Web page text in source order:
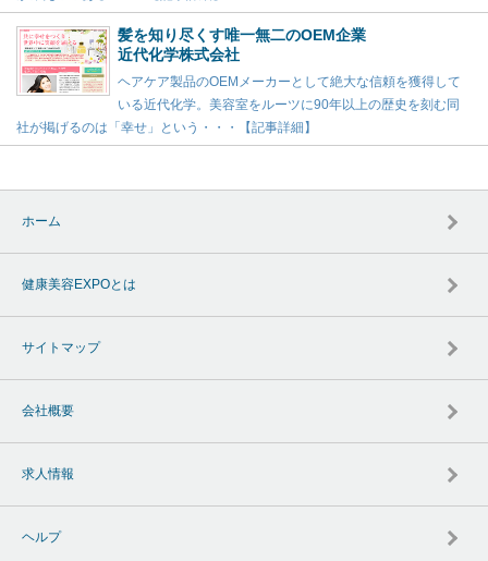
髪を知り尽くす唯一無二のOEM企業
近代化学株式会社
ヘアケア製品のOEMメーカーとして絶大な信頼を獲得して
いる近代化学。美容室をルーツに90年以上の歴史を刻む同
社が掲げるのは「幸せ」という・・・【記事詳細】
ホーム
健康美容EXPOとは
サイトマップ
会社概要
求人情報
ヘルプ